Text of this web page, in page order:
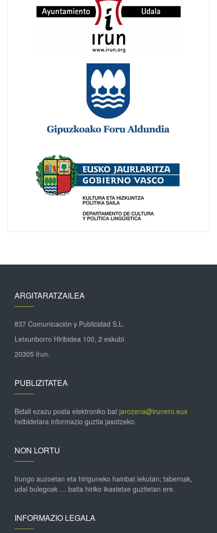
ARGITARATZAILEA
837 Comunicación y Publicidad S.L.
Letxunborro Hiribidea 100, 2 eskubi
20305 Irun.
PUBLIZITATEA
Bidali ezazu posta elektroniko bat jarozena@irunero.eus
helbidetara informazio guztia jasotzeko.
NON LORTU
Irungo auzoetan eta hiriguneko hainbat lekutan; tabernak,
udal bulegoak … baita hiriko ikastetxe guztietan ere.
INFORMAZIO LEGALA